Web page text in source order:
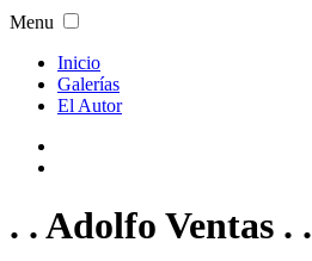
Menu
Inicio
Galerías
El Autor
. . Adolfo Ventas . .